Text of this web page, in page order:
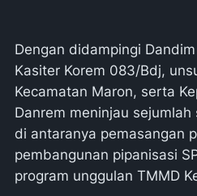
Dengan didampingi
Kasiter Korem 083/Bdj,
Kecamatan Maron, serta
Danrem meninjau
di antaranya pemasangan
pembangunan pipanisasi
program unggulan TMMD